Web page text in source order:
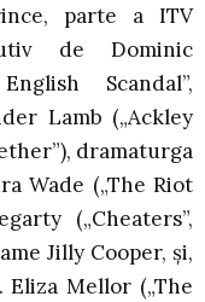
parte a ITV
de Dominic
Scandal”,
Lamb („Ackley
dramaturga
Wade („The Riot
(„Cheaters”,
Jilly Cooper, și,
Eliza Mellor („The